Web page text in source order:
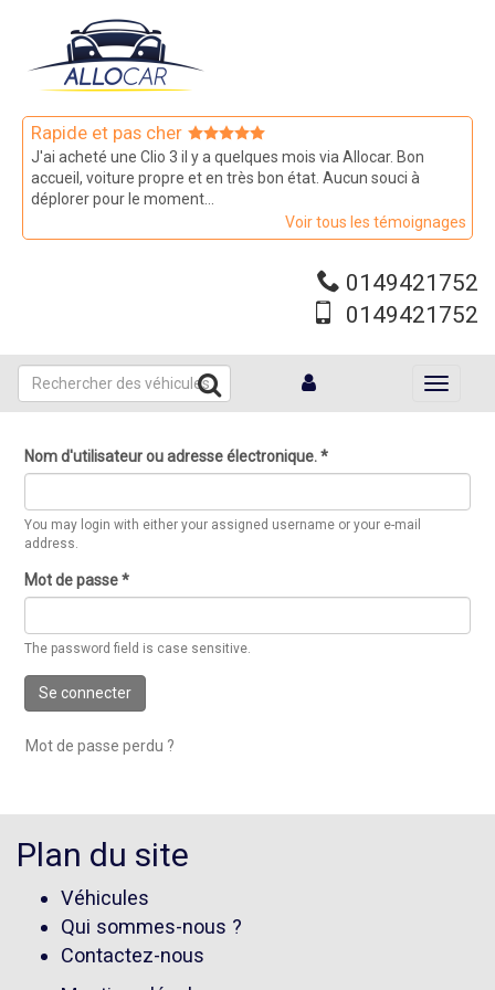
principal
Rapide et pas cher
J'ai acheté une Clio 3 il y a quelques mois via Allocar. Bon
accueil, voiture propre et en très bon état. Aucun souci à
déplorer pour le moment...
Voir tous les témoignages
0149421752
0149421752
Toggle
Nom d'utilisateur ou adresse électronique.*
You may login with either your assigned username or your e-mail
address.
Mot de passe*
The password field is case sensitive.
Se connecter
Mot de passe perdu ?
Plan du site
Véhicules
Qui sommes-nous ?
Contactez-nous